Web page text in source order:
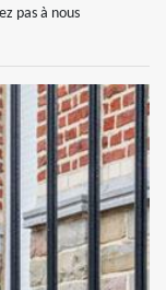
pas à nous